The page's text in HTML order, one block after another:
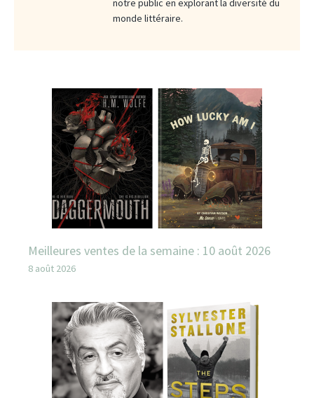
notre public en explorant la diversité du
monde littéraire.
Meilleures ventes de la semaine : 10 août 2026
8 août 2026